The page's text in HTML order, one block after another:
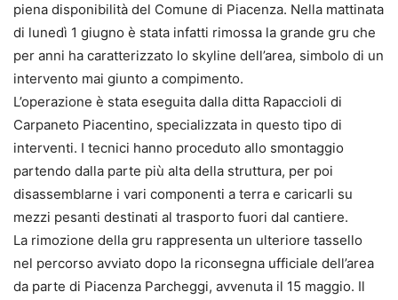
piena disponibilità del Comune di Piacenza. Nella mattinata
di lunedì 1 giugno è stata infatti rimossa la grande gru che
per anni ha caratterizzato lo skyline dell’area, simbolo di un
intervento mai giunto a compimento.
L’operazione è stata eseguita dalla ditta Rapaccioli di
Carpaneto Piacentino, specializzata in questo tipo di
interventi. I tecnici hanno proceduto allo smontaggio
partendo dalla parte più alta della struttura, per poi
disassemblarne i vari componenti a terra e caricarli su
mezzi pesanti destinati al trasporto fuori dal cantiere.
La rimozione della gru rappresenta un ulteriore tassello
nel percorso avviato dopo la riconsegna ufficiale dell’area
da parte di Piacenza Parcheggi, avvenuta il 15 maggio. Il